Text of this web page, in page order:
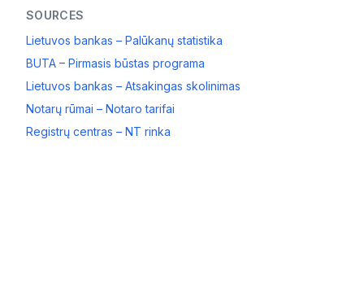
SOURCES
Lietuvos bankas – Palūkanų statistika
BUTA – Pirmasis būstas programa
Lietuvos bankas – Atsakingas skolinimas
Notarų rūmai – Notaro tarifai
Registrų centras – NT rinka